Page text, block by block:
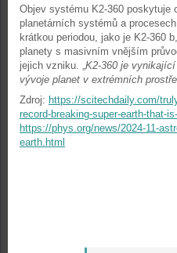
Objev systému K2-360 poskytuje
planetárních systémů a
krátkou periodou, jako je K2-360
planety s masivním vnějším
jejich vzniku. „ K2-360 je
vývoje planet v extrémních
Zdroj: https://scitechdaily.com/
record-breaking-super-earth-that-
https://phys.org/news/2024-11-
earth.html